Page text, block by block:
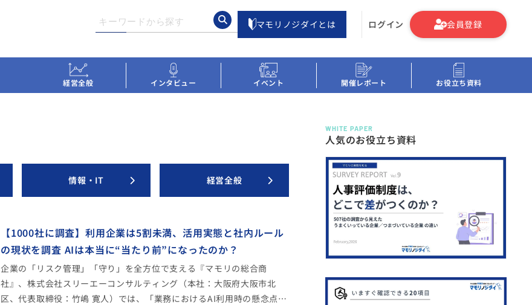
マモリノジダイとは ログイン 会員登録
経営全般 インタビュー イベント 開催レポート お役立ち資料
情報・IT 経営全般
【1000社に調査】利用企業は5割未満、活用実態と社内ルール
の現状を調査 AIは本当に“当たり前”になったのか？
企業の「リスク管理」「守り」を全方位で支える『マモリの総合商
社』、株式会社スリーエーコンサルティング（本社：大阪府大阪市北
区、代表取締役：竹嶋 寛人）では、「業務におけるAI利用時の懸念点や
WHITE PAPER
人気のお役立ち資料